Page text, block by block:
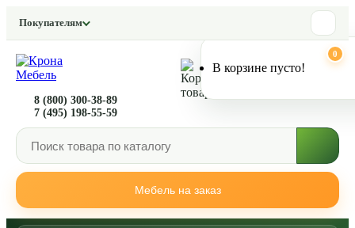
Покупателям
Мебель на заказ
8 (800) 300-38-89
7 (495) 198-55-59
0
В корзине пусто!